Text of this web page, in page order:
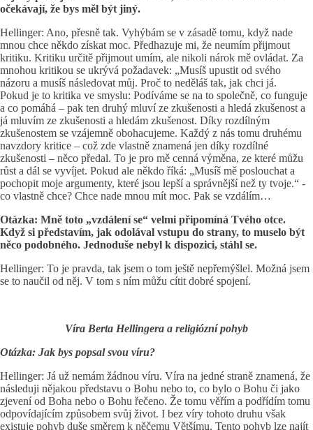
očekávají, že bys měl být jiný.
Hellinger: Ano, přesně tak. Vyhýbám se v zásadě tomu, když nade
mnou chce někdo získat moc. Předhazuje mi, že neumím přijmout
kritiku. Kritiku určitě přijmout umím, ale nikoli nárok mě ovládat. Za
mnohou kritikou se ukrývá požadavek: „Musíš upustit od svého
názoru a musíš následovat můj. Proč to neděláš tak, jak chci já.
Pokud je to kritika ve smyslu: Podíváme se na to společně, co funguje
a co pomáhá – pak ten druhý mluví ze zkušenosti a hledá zkušenost a
já mluvím ze zkušenosti a hledám zkušenost. Díky rozdílným
zkušenostem se vzájemně obohacujeme. Každý z nás tomu druhému
navzdory kritice – což zde vlastně znamená jen díky rozdílné
zkušenosti – něco předal. To je pro mě cenná výměna, ze které můžu
růst a dál se vyvíjet. Pokud ale někdo říká: „Musíš mě poslouchat a
pochopit moje argumenty, které jsou lepší a správnější než ty tvoje.“ -
co vlastně chce? Chce nade mnou mít moc. Pak se vzdálím…
Otázka: Mně toto „vzdálení se“ velmi připomíná Tvého otce.
Když si představím, jak odolával vstupu do strany, to muselo být
něco podobného. Jednoduše nebyl k dispozici, stáhl se.
Hellinger: To je pravda, tak jsem o tom ještě nepřemýšlel. Možná jsem
se to naučil od něj. V tom s ním můžu cítit dobré spojení.
Víra Berta Hellingera a religiózní pohyb
Otázka: Jak bys popsal svou víru?
Hellinger: Já už nemám žádnou víru. Víra na jedné straně znamená, že
následuji nějakou představu o Bohu nebo to, co bylo o Bohu či jako
zjevení od Boha nebo o Bohu řečeno. Že tomu věřím a podřídím tomu
odpovídajícím způsobem svůj život. I bez víry tohoto druhu však
existuje pohyb duše směrem k něčemu Většímu. Tento pohyb lze najít